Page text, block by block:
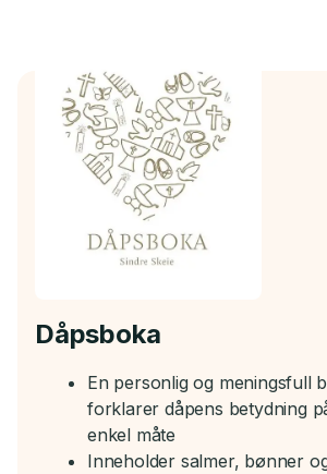
Dåpsboka
En personlig og meningsfull
forklarer dåpens betydning
enkel måte
Inneholder salmer, bønner